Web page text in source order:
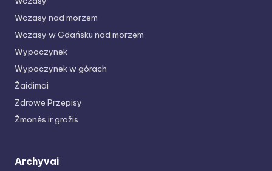
Wczasy nad morzem
Wczasy w Gdańsku nad morzem
Wypoczynek
Wypoczynek w górach
Žaidimai
Zdrowe Przepisy
Žmonės ir grožis
Archyvai